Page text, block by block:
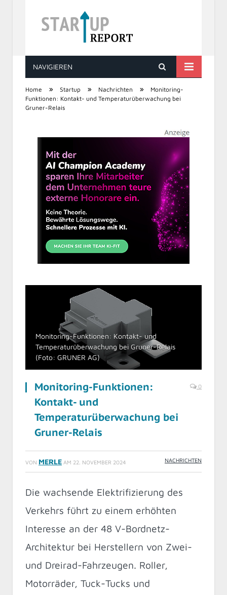
STARTUP REPORT
NAVIGIEREN
Home » Startup » Nachrichten »
Monitoring-
Funktionen: Kontakt- und Temperaturüberwachung bei
Gruner-Relais
Monitoring-Funktionen: Kontakt- und
Temperaturüberwachung bei Gruner-Relais
(Foto: GRUNER AG)
Monitoring-Funktionen:
Kontakt- und
Temperaturüberwachung bei
Gruner-Relais
0
VON MERLE AM 22. NOVEMBER 2024 NACHRICHTEN
Die wachsende Elektrifizierung des
Verkehrs führt zu einem erhöhten
Interesse an der 48 V-Bordnetz-
Architektur bei Herstellern von Zwei-
und Dreirad-Fahrzeugen. Roller,
Motorräder, Tuck-Tucks und